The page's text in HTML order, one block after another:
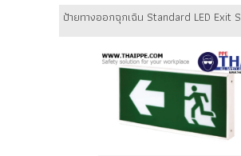
ป้ายทางออกฉุกเฉิน Standard LED